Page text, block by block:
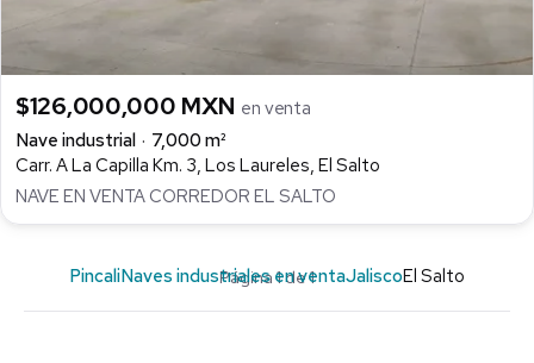
$126,000,000 MXN en venta
Nave industrial
7,000 m²
Carr. A La Capilla Km. 3, Los Laureles, El Salto
NAVE EN VENTA CORREDOR EL SALTO
Página 1 de 1
PincaliNaves industriales en ventaJaliscoEl Salto